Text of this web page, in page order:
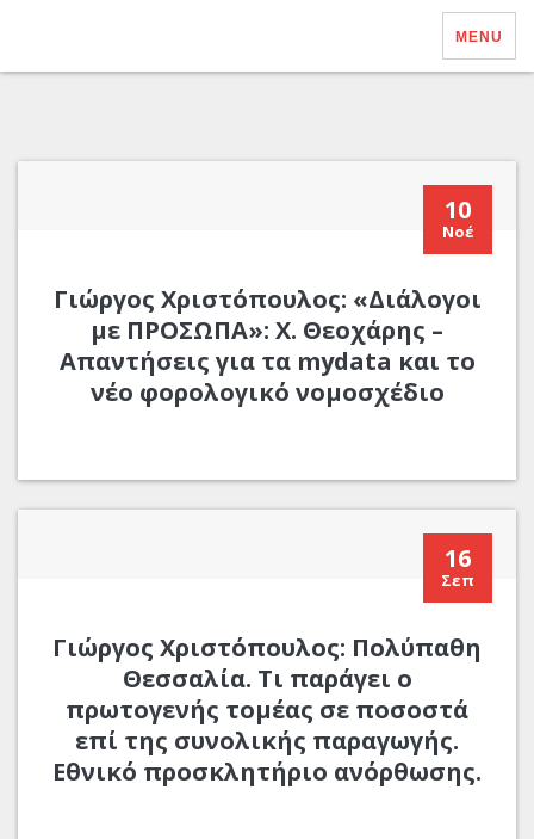
MENU
10
Νοέ
Γιώργος Χριστόπουλος: «Διάλογοι
με ΠΡΟΣΩΠΑ»: Χ. Θεοχάρης –
Απαντήσεις για τα mydata και το
νέο φορολογικό νομοσχέδιο
16
Σεπ
Γιώργος Χριστόπουλος: Πολύπαθη
Θεσσαλία. Τι παράγει ο
πρωτογενής τομέας σε ποσοστά
επί της συνολικής παραγωγής.
Εθνικό προσκλητήριο ανόρθωσης.